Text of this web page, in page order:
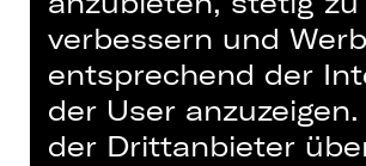
SCHAUSPIEL
JUSTIN
verbessern und
entsprechend der
der User anzuzeigen.
der Drittanbieter